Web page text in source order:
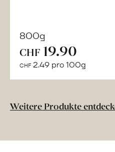
800g
CHF 19.90
CHF 2.49 pro 100g
Weitere Produkte